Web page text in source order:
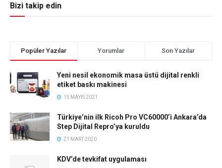
Bizi takip edin
Popüler Yazılar Yorumlar Son Yazılar
Yeni nesil ekonomik masa üstü dijital renkli
etiket baskı makinesi
15 MAYIS 2021
Türkiye’nin ilk Ricoh Pro VC60000’i Ankara’da
Step Dijital Repro’ya kuruldu
21 MART 2020
KDV’de tevkifat uygulaması